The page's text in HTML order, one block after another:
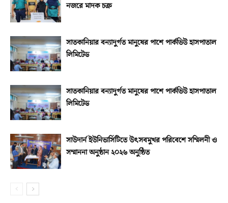
নজরে মাদক চক্র
সাতকানিয়ার বন্যাদুর্গত মানুষের পাশে পার্কভিউ হাসপাতাল
লিমিটেড
সাতকানিয়ার বন্যাদুর্গত মানুষের পাশে পার্কভিউ হাসপাতাল
লিমিটেড
সাউদার্ন ইউনিভার্সিটিতে উৎসবমুখর পরিবেশে সম্মিলনী ও
সম্মাননা অনুষ্ঠান ২০২৬ অনুষ্ঠিত